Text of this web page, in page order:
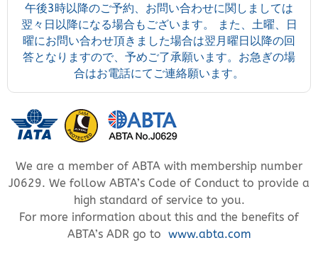
午後3時以降のご予約、お問い合わせに関しましては
翌々日以降になる場合もございます。 また、土曜、日
曜にお問い合わせ頂きました場合は翌月曜日以降の回
答となりますので、予めご了承願います。お急ぎの場
合はお電話にてご連絡願います。
We are a member of ABTA with membership number
J0629. We follow ABTA’s Code of Conduct to provide a
high standard of service to you.
For more information about this and the benefits of
ABTA’s ADR go to www.abta.com